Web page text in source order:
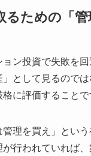
るための「
ョン投資で失敗を
として見るので
に評価することで
管理を買え」とい
行われていれば